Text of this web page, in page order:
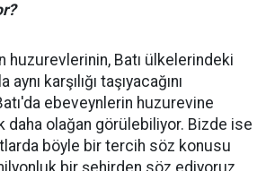
huzurevlerinin, Batı ülkelerindeki
karşılığı taşıyacağını
ebeveynlerin huzurevine
olağan görülebiliyor. Bizde ise
böyle bir tercih söz konusu
bir şehirden söz ediyoruz